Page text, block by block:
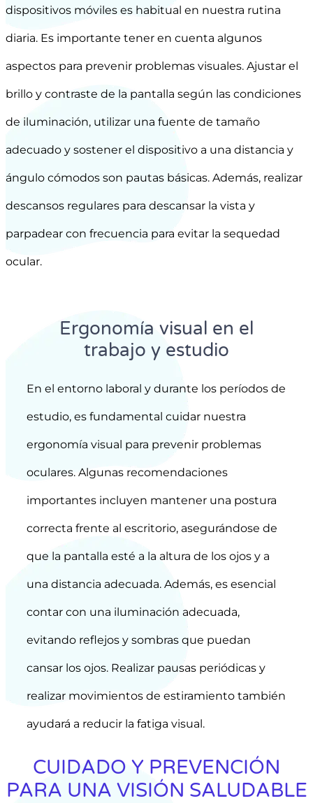
dispositivos móviles es habitual en nuestra rutina
diaria. Es importante tener en cuenta algunos
aspectos para prevenir problemas visuales. Ajustar el
brillo y contraste de la pantalla según las condiciones
de iluminación, utilizar una fuente de tamaño
adecuado y sostener el dispositivo a una distancia y
ángulo cómodos son pautas básicas. Además, realizar
descansos regulares para descansar la vista y
parpadear con frecuencia para evitar la sequedad
ocular.
Ergonomía visual en el
trabajo y estudio
En el entorno laboral y durante los períodos de
estudio, es fundamental cuidar nuestra
ergonomía visual para prevenir problemas
oculares. Algunas recomendaciones
importantes incluyen mantener una postura
correcta frente al escritorio, asegurándose de
que la pantalla esté a la altura de los ojos y a
una distancia adecuada. Además, es esencial
contar con una iluminación adecuada,
evitando reflejos y sombras que puedan
cansar los ojos. Realizar pausas periódicas y
realizar movimientos de estiramiento también
ayudará a reducir la fatiga visual.
CUIDADO Y PREVENCIÓN
PARA UNA VISIÓN SALUDABLE